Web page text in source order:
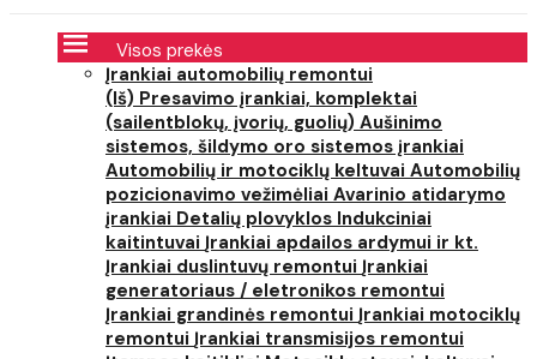
Visos prekės
Įrankiai automobilių remontui
(Iš) Presavimo įrankiai, komplektai
(sailentblokų, įvorių, guolių) Aušinimo
sistemos, šildymo oro sistemos įrankiai
Automobilių ir motociklų keltuvai Automobilių
pozicionavimo vežimėliai Avarinio atidarymo
įrankiai Detalių plovyklos Indukciniai
kaitintuvai Įrankiai apdailos ardymui ir kt.
Įrankiai duslintuvų remontui Įrankiai
generatoriaus / eletronikos remontui
Įrankiai grandinės remontui Įrankiai motociklų
remontui Įrankiai transmisijos remontui